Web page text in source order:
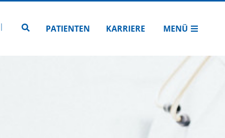
Zur Seitensuche
PATIENTEN KARRIERE MENÜ